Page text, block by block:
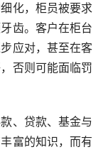
化，柜员被要求
齿。客户在柜台
应对，甚至在客
否则可能面临罚
、贷款、基金与
富的知识，而有